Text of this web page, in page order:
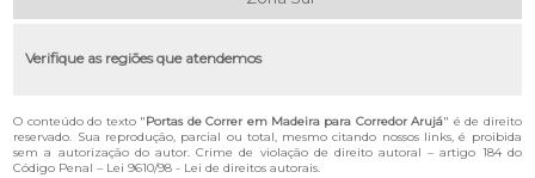
Verifique as regiões que atendemos
O conteúdo do texto "Portas de Correr em Madeira para Corredor Arujá" é de direito
reservado. Sua reprodução, parcial ou total, mesmo citando nossos links, é proibida
sem a autorização do autor. Crime de violação de direito autoral – artigo 184 do
Código Penal – Lei 9610/98 - Lei de direitos autorais.